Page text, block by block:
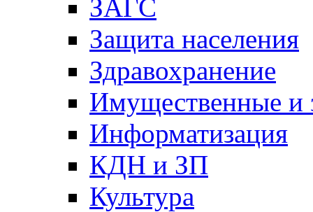
ЗАГС
Защита населения
Здравохранение
Имущественные и
Информатизация
КДН и ЗП
Культура